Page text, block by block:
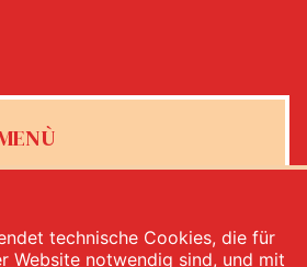
von Menù erhalten*
technische Cookies, die für
Website notwendig sind, und mit